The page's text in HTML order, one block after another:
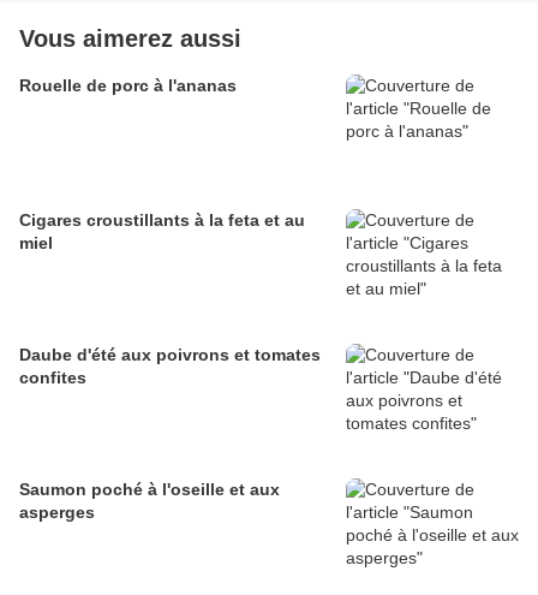
Vous aimerez aussi
Rouelle de porc à l'ananas
Cigares croustillants à la feta et au
miel
Daube d'été aux poivrons et tomates
confites
Saumon poché à l'oseille et aux
asperges